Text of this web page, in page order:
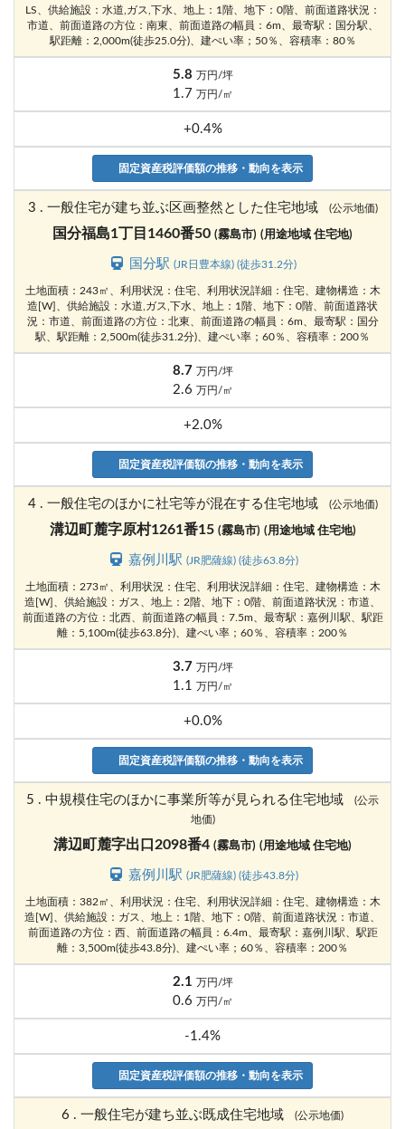
LS、供給施設：水道,ガス,下水、地上：1階、地下：0階、前面道路状況：
市道、前面道路の方位：南東、前面道路の幅員：6m、最寄駅：国分駅、
駅距離：2,000m(徒歩25.0分)、建ぺい率；50％、容積率：80％
5.8 万円/坪
1.7 万円/㎡
+0.4%
固定資産税評価額の推移・動向を表示
3 . 一般住宅が建ち並ぶ区画整然とした住宅地域 (公示地価)
国分福島1丁目1460番50 (霧島市) (用途地域 住宅地)
国分駅(JR日豊本線) (徒歩31.2分)
土地面積：243㎡、利用状況：住宅、利用状況詳細：住宅、建物構造：木
造[W]、供給施設：水道,ガス,下水、地上：1階、地下：0階、前面道路状
況：市道、前面道路の方位：北東、前面道路の幅員：6m、最寄駅：国分
駅、駅距離：2,500m(徒歩31.2分)、建ぺい率；60％、容積率：200％
8.7 万円/坪
2.6 万円/㎡
+2.0%
固定資産税評価額の推移・動向を表示
4 . 一般住宅のほかに社宅等が混在する住宅地域 (公示地価)
溝辺町麓字原村1261番15 (霧島市) (用途地域 住宅地)
嘉例川駅 (JR肥薩線) (徒歩63.8分)
土地面積：273㎡、利用状況：住宅、利用状況詳細：住宅、建物構造：木
造[W]、供給施設：ガス、地上：2階、地下：0階、前面道路状況：市道、
前面道路の方位：北西、前面道路の幅員：7.5m、最寄駅：嘉例川駅、駅距
離：5,100m(徒歩63.8分)、建ぺい率；60％、容積率：200％
3.7 万円/坪
1.1 万円/㎡
+0.0%
固定資産税評価額の推移・動向を表示
5 . 中規模住宅のほかに事業所等が見られる住宅地域
(公示
地価)
溝辺町麓字出口2098番4 (霧島市) (用途地域 住宅地)
嘉例川駅 (JR肥薩線) (徒歩43.8分)
土地面積：382㎡、利用状況：住宅、利用状況詳細：住宅、建物構造：木
造[W]、供給施設：ガス、地上：1階、地下：0階、前面道路状況：市道、
前面道路の方位：西、前面道路の幅員：6.4m、最寄駅：嘉例川駅、駅距
離：3,500m(徒歩43.8分)、建ぺい率；60％、容積率：200％
2.1 万円/坪
0.6 万円/㎡
-1.4%
固定資産税評価額の推移・動向を表示
6 . 一般住宅が建ち並ぶ既成住宅地域 (公示地価)